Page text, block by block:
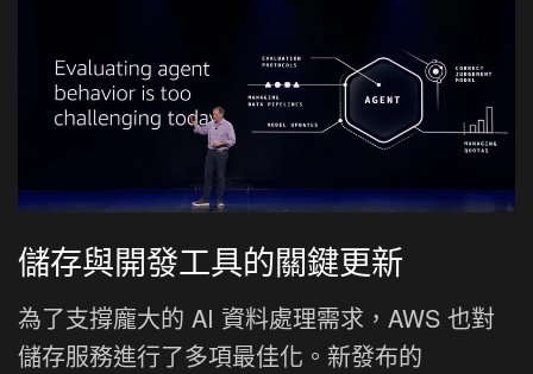
儲存與開發工具的關鍵更新
為了支撐龐大的 AI 資料處理需求，AWS 也對
儲存服務進行了多項最佳化。新發布的